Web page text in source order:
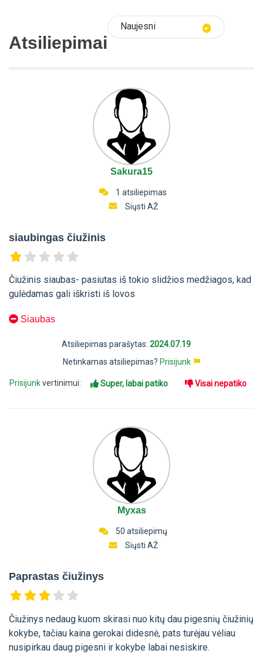
Atsiliepimai
Naujesni
Sakura15
1 atsiliepimas
Siųsti AŽ
siaubingas čiužinis
Čiužinis siaubas- pasiutas iš tokio slidžios medžiagos, kad
gulėdamas gali iškristi iš lovos
Siaubas
Atsiliepimas parašytas: 2024.07.19
Netinkamas atsiliepimas? Prisijunk
Prisijunkvertinimui: Super, labai patiko Visai nepatiko
Myxas
50 atsiliepimų
Siųsti AŽ
Paprastas čiužinys
Čiužinys nedaug kuom skirasi nuo kitų dau pigesnių čiužinių
kokybe, tačiau kaina gerokai didesnė, pats turėjau vėliau
nusipirkau daug pigesni ir kokybe labai nesiskire.